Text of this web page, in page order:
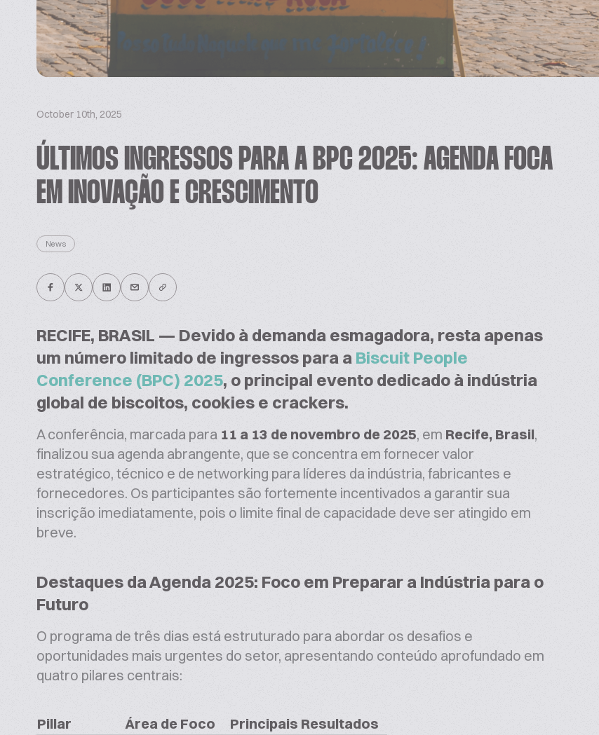
October 10th, 2025
ÚLTIMOS INGRESSOS PARA A BPC 2025: AGENDA FOCA
EM INOVAÇÃO E CRESCIMENTO
News
RECIFE, BRASIL — Devido à demanda esmagadora, resta apenas
um número limitado de ingressos para a Biscuit People
Conference (BPC) 2025, o principal evento dedicado à indústria
global de biscoitos, cookies e crackers.
A conferência, marcada para 11 a 13 de novembro de 2025, em Recife, Brasil,
finalizou sua agenda abrangente, que se concentra em fornecer valor
estratégico, técnico e de networking para líderes da indústria, fabricantes e
fornecedores. Os participantes são fortemente incentivados a garantir sua
inscrição imediatamente, pois o limite final de capacidade deve ser atingido em
breve.
Destaques da Agenda 2025: Foco em Preparar a Indústria para o
Futuro
O programa de três dias está estruturado para abordar os desafios e
oportunidades mais urgentes do setor, apresentando conteúdo aprofundado em
quatro pilares centrais:
Pillar Área de Foco Principais Resultados